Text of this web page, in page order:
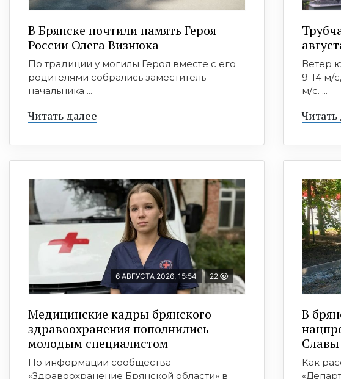
В Брянске почтили память Героя
России Олега Визнюка
По традиции у могилы Героя вместе с его
родителями собрались заместитель
начальника ...
Читать далее
Ветер
9-14 м/
м/с. ...
Читать
6 АВГУСТА 2026, 15:54 22
Медицинские кадры брянского
здравоохранения пополнились
молодым специалистом
По информации сообщества
«Здравоохранение Брянской области» в
В
Славы
Как